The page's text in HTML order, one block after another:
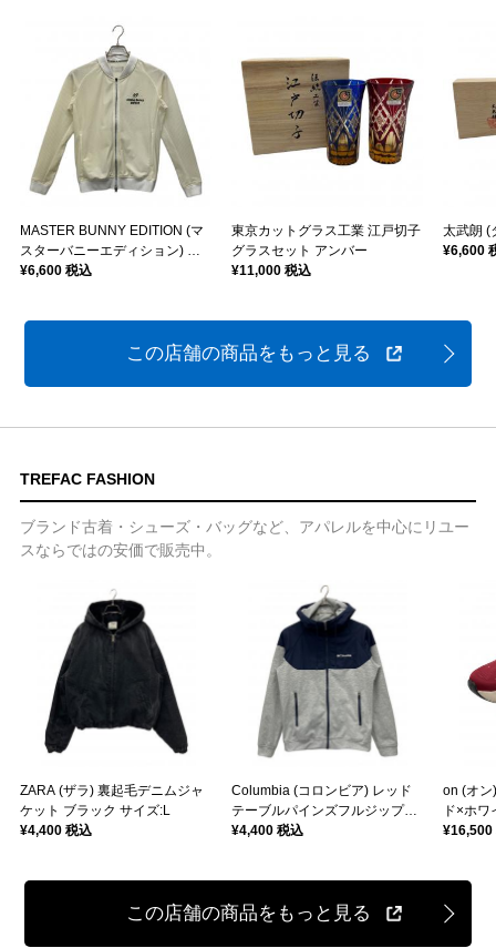
MASTER BUNNY EDITION (マ
スターバニーエディション) ゴ
ルフウェア(トップス) 759-1162
¥6,600 税込
東京カットグラス工業 江戸切子
グラスセット アンバー
¥11,000 税込
太武朗 (
¥6,600
この店舗の商品をもっと見る
TREFAC FASHION
ブランド古着・シューズ・バッグなど、アパレルを中心にリユー
スならではの安価で販売中。
ZARA (ザラ) 裏起毛デニムジャ
ケット ブラック サイズ:L
¥4,400 税込
Columbia (コロンビア) レッド
テーブルパインズフルジップフ
ーディー グレー×ネイビー サイ
¥4,400 税込
on (オ
ド×ホ
¥16,500
この店舗の商品をもっと見る